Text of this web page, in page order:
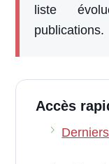
liste
publications.
Accès